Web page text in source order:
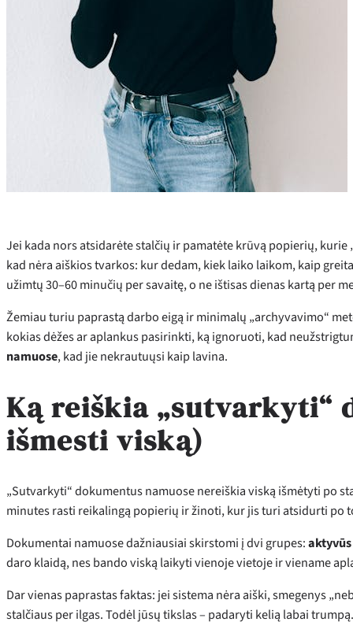
Jei kada nors atsidarėte stalčių ir pamatėte krūvą popierių,
kad nėra aiškios tvarkos: kur dedam, kiek laiko laikom, kaip
užimtų 30–60 minučių per savaitę, o ne ištisas dienas kartą per
Žemiau turiu paprastą darbo eigą ir minimalų „archyvavimo“
kokias dėžes ar aplankus pasirinkti, ką ignoruoti, kad
namuose, kad jie nekrautuųsi kaip lavina.
Ką reiškia „sutvarkyti“
išmesti viską)
„Sutvarkyti“ dokumentus namuose nereiškia viską išmėtyti po
minutes rasti reikalingą popierių ir žinoti, kur jis turi atsidurti po
Dokumentai namuose dažniausiai skirstomi į dvi grupes:aktyvūs
daro klaidą, nes bando viską laikyti vienoje vietoje ir viename
Dar vienas paprastas faktas: jei sistema nėra aiški, smegenys
stalčiaus per ilgas. Todėl jūsų tikslas – padaryti kelią labai trumpą.